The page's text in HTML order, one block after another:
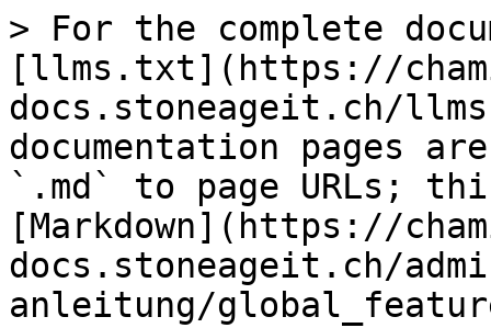
> For the complete
[llms.txt](https://
docs.stoneageit.ch/
documentation pages
`.md` to page URLs;
[Markdown](https://
docs.stoneageit.ch/
anleitung/